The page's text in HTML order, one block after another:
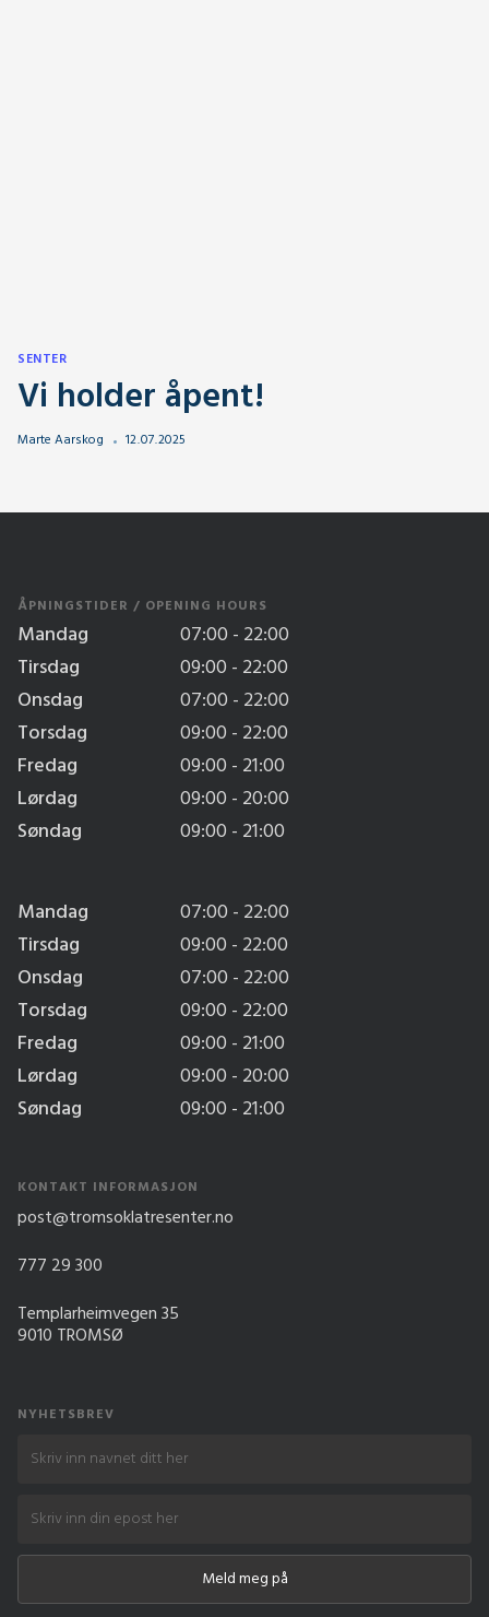
SENTER
Vi holder åpent!
Marte Aarskog 12.07.2025
ÅPNINGSTIDER / OPENING HOURS
Mandag
07:00 - 22:00
Tirsdag
09:00 - 22:00
Onsdag
07:00 - 22:00
Torsdag
09:00 - 22:00
Fredag
09:00 - 21:00
Lørdag
09:00 - 20:00
Søndag
09:00 - 21:00
Mandag
07:00 - 22:00
Tirsdag
09:00 - 22:00
Onsdag
07:00 - 22:00
Torsdag
09:00 - 22:00
Fredag
09:00 - 21:00
Lørdag
09:00 - 20:00
Søndag
09:00 - 21:00
KONTAKT INFORMASJON
post@tromsoklatresenter.no
777 29 300
Templarheimvegen 35
9010 TROMSØ
NYHETSBREV